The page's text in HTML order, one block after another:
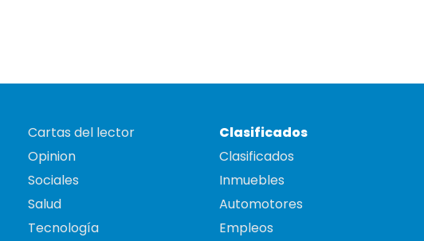
Cartas del lector
Opinion
Sociales
Salud
Tecnología
Clasificados
Clasificados
Inmuebles
Automotores
Empleos